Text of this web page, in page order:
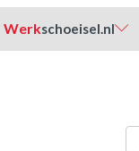
Werkschoeisel.nl